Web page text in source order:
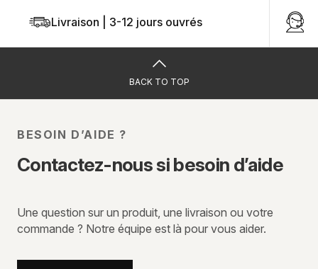
Livraison | 3-12 jours ouvrés
BACK TO TOP
BESOIN D’AIDE ?
Contactez-nous si besoin d’aide
Une question sur un produit, une livraison ou votre
commande ? Notre équipe est là pour vous aider.